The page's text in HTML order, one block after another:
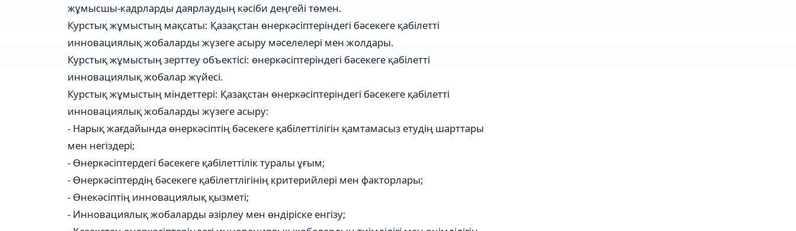
жұмысшы-кадрларды даярлаудың кәсіби деңгейі төмен.
Курстық жұмыстың мақсаты: Қазақстан өнеркәсіптеріндегі бәсекеге қабілетті
инновациялық жобаларды жүзеге асыру мәселелері мен жолдары.
Курстық жұмыстың зерттеу объектісі: өнеркәсіптеріндегі бәсекеге қабілетті
инновациялық жобалар жүйесі.
Курстық жұмыстың міндеттері: Қазақстан өнеркәсіптеріндегі бәсекеге қабілетті
инновациялық жобаларды жүзеге асыру:
- Нарық жағдайында өнеркәсіптің бәсекеге қабілеттілігін қамтамасыз етудің шарттары
мен негіздері;
- Өнеркәсіптердегі бәсекеге қабілеттілік туралы ұғым;
- Өнеркәсіптердің бәсекеге қабілеттлігінің критерийлері мен факторлары;
- Өнекәсіптің инновациялық қызметі;
- Инновациялық жобаларды әзірлеу мен өндіріске енгізу;